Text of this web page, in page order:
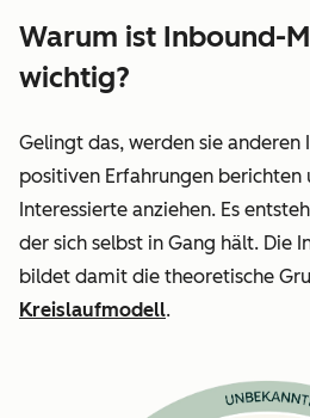
Warum ist Inbound-
wichtig?
Gelingt das, werden sie anderen
positiven Erfahrungen berichten
Interessierte anziehen. Es
der sich selbst in Gang hält. Die
bildet damit die theoretische
Kreislaufmodell.